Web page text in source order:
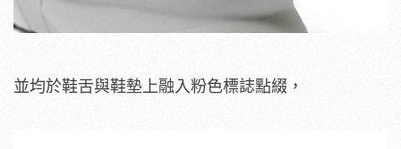
並均於鞋舌與鞋墊上融入粉色標誌點綴，